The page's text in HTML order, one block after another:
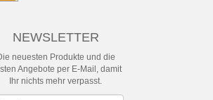
NEWSLETTER
neuesten Produkte und die
Angebote per E-Mail, damit
Ihr nichts mehr verpasst.